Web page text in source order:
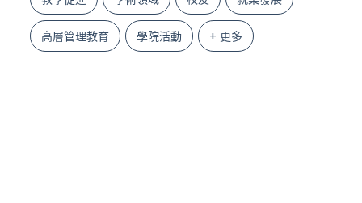
高層管理教育 學院活動 + 更多